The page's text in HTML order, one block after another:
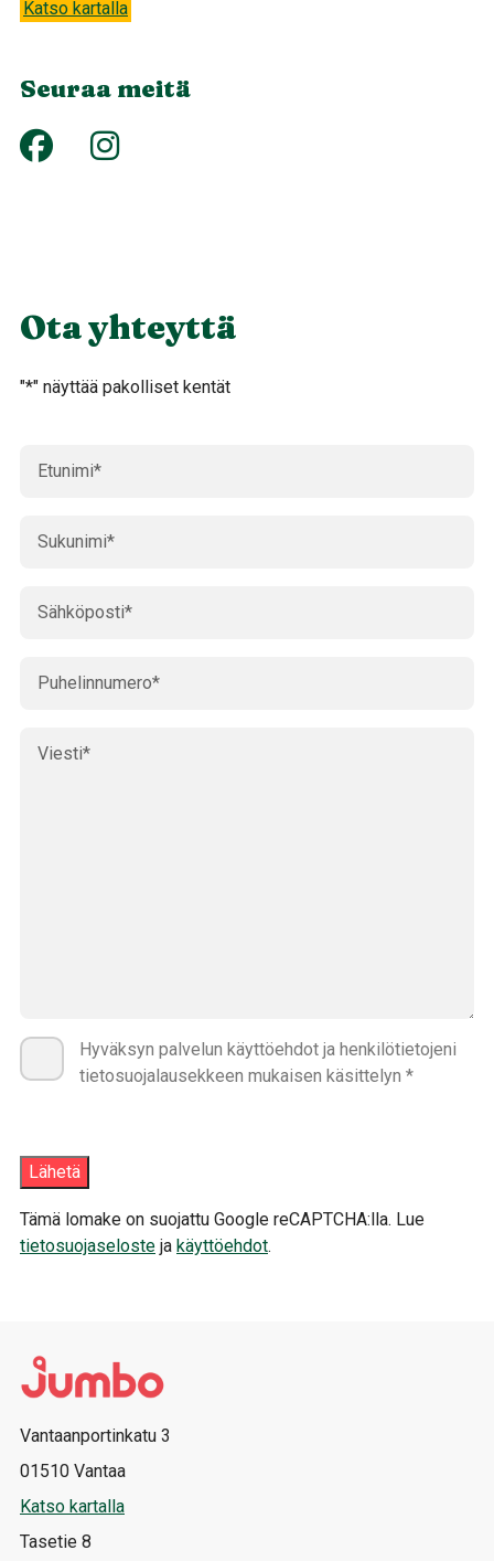
Katso kartalla
Seuraa meitä
Ota yhteyttä
"*" näyttää pakolliset kentät
Hyväksyn palvelun käyttöehdot ja henkilötietojeni
tietosuojalausekkeen mukaisen käsittelyn *
Tämä lomake on suojattu Google reCAPTCHA:lla. Lue
tietosuojaseloste ja käyttöehdot.
Vantaanportinkatu 3
01510 Vantaa
Katso kartalla
Tasetie 8